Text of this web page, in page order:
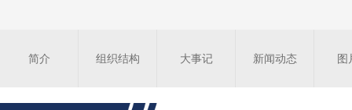
简介 组织结构 大事记 新闻动态 图